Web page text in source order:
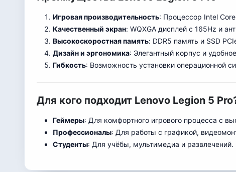
Игровая производительность: Процессор Intel
Качественный экран: WQXGA дисплей с 165Hz и
Высокоскоростная память: DDR5 память и SSD
Дизайн и эргономика: Элегантный корпус и
Гибкость: Возможность установки операционной
Для кого подходит Lenovo Legion 5
Геймеры: Для комфортного игрового процесса с
Профессионалы: Для работы с графикой,
Студенты: Для учёбы, мультимедиа и развлечений.